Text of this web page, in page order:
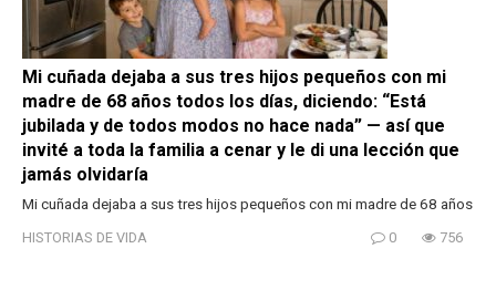
Mi cuñada dejaba a sus tres hijos pequeños con mi
madre de 68 años todos los días, diciendo: “Está
jubilada y de todos modos no hace nada” — así que
invité a toda la familia a cenar y le di una lección que
jamás olvidaría
Mi cuñada dejaba a sus tres hijos pequeños con mi madre de 68 años
HISTORIAS DE VIDA 0 756